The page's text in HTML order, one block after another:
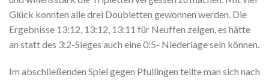
Glück konnten alle drei Doubletten gewonnen werden. Die
Ergebnisse 13:12, 13:12, 13:11 für Neuffen zeigen, es hätte
an statt des 3:2-Sieges auch eine 0:5- Niederlage sein können.
Im abschließenden Spiel gegen Pfullingen teilte man sich nach